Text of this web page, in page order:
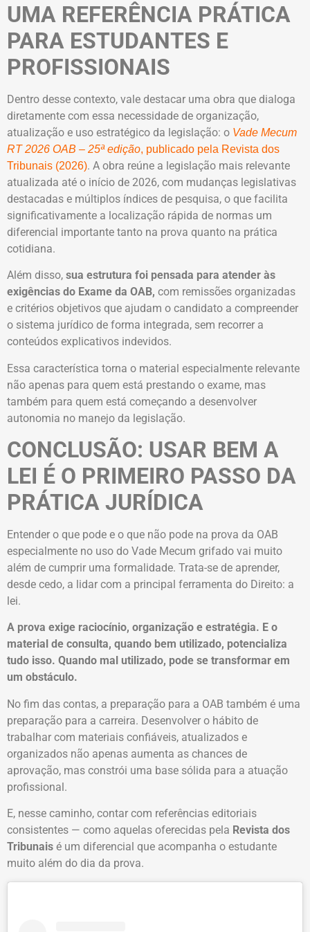
UMA REFERÊNCIA PRÁTICA
PARA ESTUDANTES E
PROFISSIONAIS
Dentro desse contexto, vale destacar uma obra que dialoga
diretamente com essa necessidade de organização,
atualização e uso estratégico da legislação: o Vade Mecum
RT 2026 OAB – 25ª edição, publicado pela Revista dos
Tribunais (2026). A obra reúne a legislação mais relevante
atualizada até o início de 2026, com mudanças legislativas
destacadas e múltiplos índices de pesquisa, o que facilita
significativamente a localização rápida de normas um
diferencial importante tanto na prova quanto na prática
cotidiana.
Além disso, sua estrutura foi pensada para atender às
exigências do Exame da OAB, com remissões organizadas
e critérios objetivos que ajudam o candidato a compreender
o sistema jurídico de forma integrada, sem recorrer a
conteúdos explicativos indevidos.
Essa característica torna o material especialmente relevante
não apenas para quem está prestando o exame, mas
também para quem está começando a desenvolver
autonomia no manejo da legislação.
CONCLUSÃO: USAR BEM A
LEI É O PRIMEIRO PASSO DA
PRÁTICA JURÍDICA
Entender o que pode e o que não pode na prova da OAB
especialmente no uso do Vade Mecum grifado vai muito
além de cumprir uma formalidade. Trata-se de aprender,
desde cedo, a lidar com a principal ferramenta do Direito: a
lei.
A prova exige raciocínio, organização e estratégia. E o
material de consulta, quando bem utilizado, potencializa
tudo isso. Quando mal utilizado, pode se transformar em
um obstáculo.
No fim das contas, a preparação para a OAB também é uma
preparação para a carreira. Desenvolver o hábito de
trabalhar com materiais confiáveis, atualizados e
organizados não apenas aumenta as chances de
aprovação, mas constrói uma base sólida para a atuação
profissional.
E, nesse caminho, contar com referências editoriais
consistentes — como aquelas oferecidas pela Revista dos
Tribunais é um diferencial que acompanha o estudante
muito além do dia da prova.